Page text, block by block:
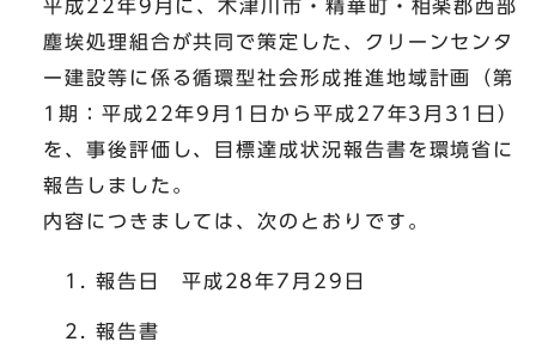
平成22年9月に、木津川市・精華町・相楽郡西部
塵埃処理組合が共同で策定した、クリーンセンタ
ー建設等に係る循環型社会形成推進地域計画（第
1期：平成22年9月1日から平成27年3月31日）
を、事後評価し、目標達成状況報告書を環境省に
報告しました。
内容につきましては、次のとおりです。
報告日 平成28年7月29日
報告書